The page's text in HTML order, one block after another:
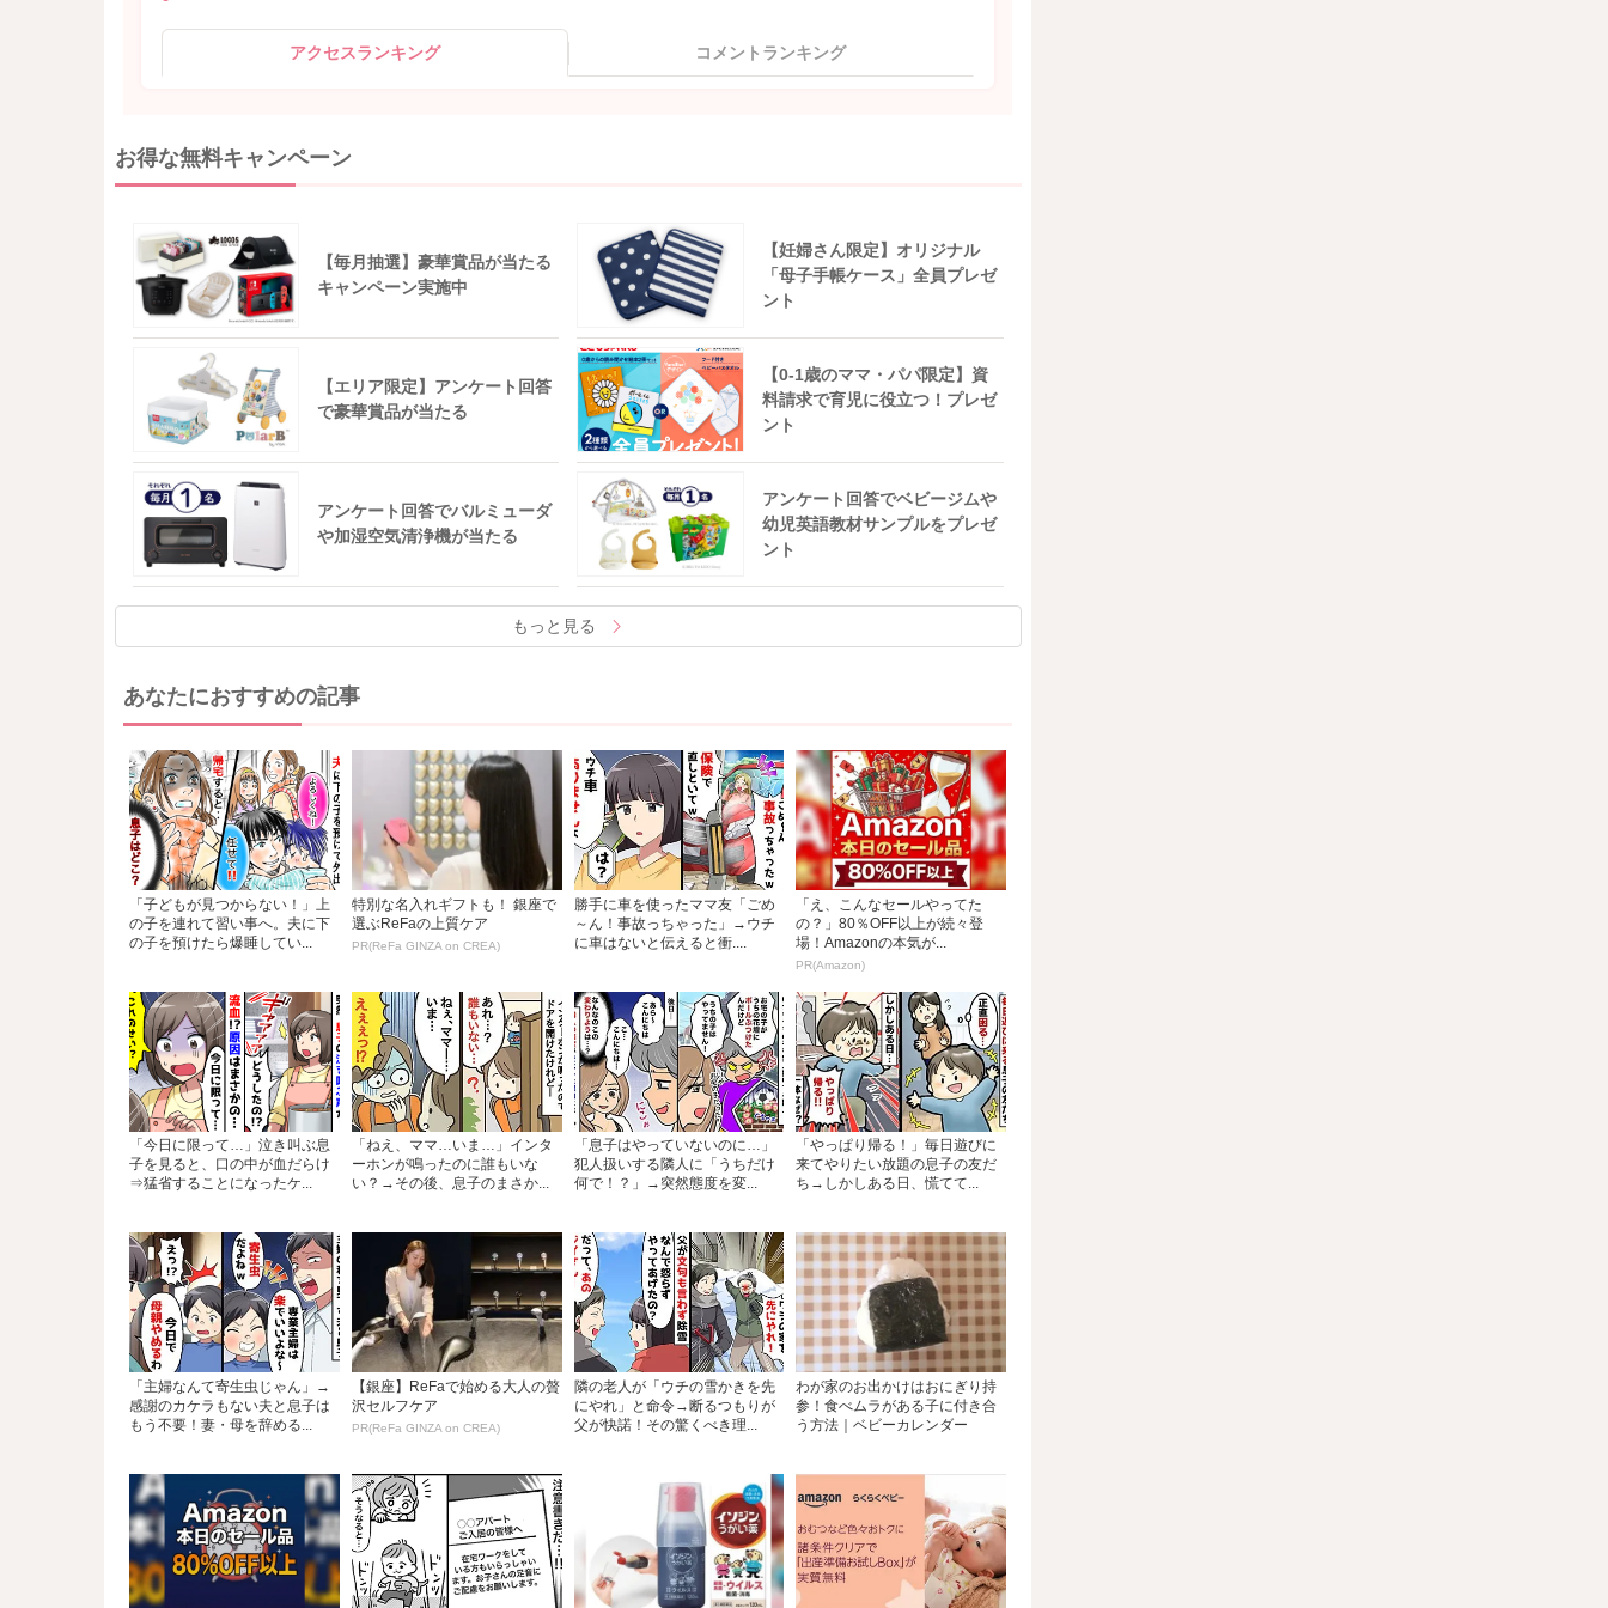
アクセスランキング コメントランキング
お得な無料キャンペーン
【毎月抽選】豪華賞品が当たる
キャンペーン実施中
【妊婦さん限定】オリジナル
「母子手帳ケース」全員プレゼ
ント
【エリア限定】アンケート回答
で豪華賞品が当たる
【0-1歳のママ・パパ限定】資
料請求で育児に役立つ！プレゼ
ント
アンケート回答でバルミューダ
や加湿空気清浄機が当たる
アンケート回答でベビージムや
幼児英語教材サンプルをプレゼ
ント
もっと見る
あなたにおすすめの記事
「子どもが見つからない！」上
の子を連れて習い事へ。夫に下
の子を預けたら爆睡してい...
特別な名入れギフトも！ 銀座で
選ぶReFaの上質ケア
PR(ReFa GINZA on CREA)
勝手に車を使ったママ友「ごめ
～ん！事故っちゃった」→ウチ
に車はないと伝えると衝....
「え、こんなセールやってた
の？」80％OFF以上が続々登
場！Amazonの本気が...
PR(Amazon)
「今日に限って…」泣き叫ぶ息
子を見ると、口の中が血だらけ
⇒猛省することになったケ...
「ねえ、ママ…いま…」インタ
ーホンが鳴ったのに誰もいな
い？→その後、息子のまさか...
「息子はやっていないのに…」
犯人扱いする隣人に「うちだけ
何で！？」→突然態度を変...
「やっぱり帰る！」毎日遊びに
来てやりたい放題の息子の友だ
ち→しかしある日、慌てて...
「主婦なんて寄生虫じゃん」→
感謝のカケラもない夫と息子は
もう不要！妻・母を辞める...
【銀座】ReFaで始める大人の贅
沢セルフケア
PR(ReFa GINZA on CREA)
隣の老人が「ウチの雪かきを先
にやれ」と命令→断るつもりが
父が快諾！その驚くべき理...
わが家のお出かけはおにぎり持
参！食べムラがある子に付き合
う方法｜ベビーカレンダー